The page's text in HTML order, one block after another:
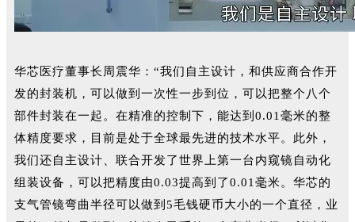
华芯医疗董事长周震华：“我们自主设计，和供应商合作开
发的封装机，可以做到一次性一步到位，可以把整个八个
部件封装在一起。在精准的控制下，能达到0.01毫米的整
体精度要求，目前是处于全球最先进的技术水平。 此外，
我们还自主设计、联合开发了世界上第一台内窥镜自动化
组装设备，可以把精度由0.03提高到了0.01毫米。 华芯的
支气管镜弯曲半径可以做到5毛钱硬币大小的一个直径，业